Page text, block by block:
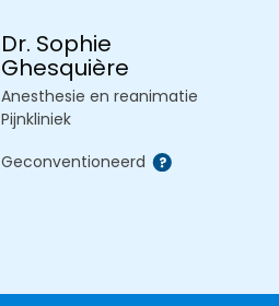
Dr. Sophie
Ghesquière
Anesthesie en reanimatie
Pijnkliniek
Geconventioneerd